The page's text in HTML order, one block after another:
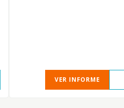
VER INFORME